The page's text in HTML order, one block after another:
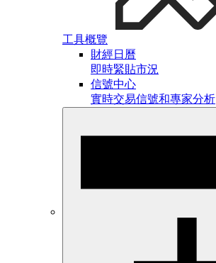
工具概覽
財經日曆
即時緊貼市況
信號中心
實時交易信號和專家分析